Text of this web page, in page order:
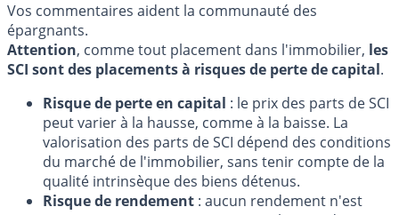
Vos commentaires aident la communauté des
épargnants.
Attention, comme tout placement dans l'immobilier, les
SCI sont des placements à risques de perte de capital.
Risque de perte en capital : le prix des parts de SCI
peut varier à la hausse, comme à la baisse. La
valorisation des parts de SCI dépend des conditions
du marché de l'immobilier, sans tenir compte de la
qualité intrinsèque des biens détenus.
Risque de rendement : aucun rendement n'est